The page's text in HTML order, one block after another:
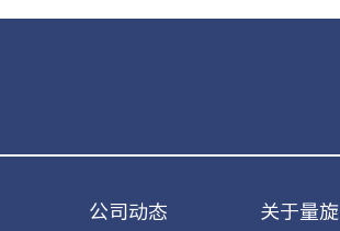
公司动态 关于量旋